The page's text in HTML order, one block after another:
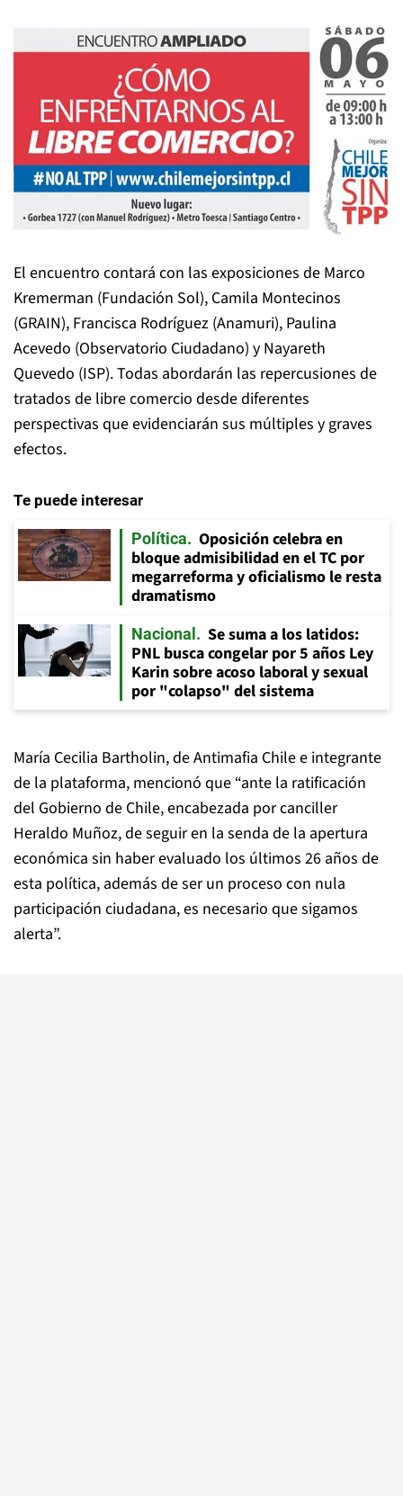
El encuentro contará con las exposiciones de Marco
Kremerman (Fundación Sol), Camila Montecinos
(GRAIN), Francisca Rodríguez (Anamuri), Paulina
Acevedo (Observatorio Ciudadano) y Nayareth
Quevedo (ISP). Todas abordarán las repercusiones de
tratados de libre comercio desde diferentes
perspectivas que evidenciarán sus múltiples y graves
efectos.
Te puede interesar
Política
Oposición celebra en
bloque admisibilidad en el TC por
megarreforma y oficialismo le resta
dramatismo
Nacional
Se suma a los latidos:
PNL busca congelar por 5 años Ley
Karin sobre acoso laboral y sexual
por "colapso" del sistema
María Cecilia Bartholin, de Antimafia Chile e integrante
de la plataforma, mencionó que “ante la ratificación
del Gobierno de Chile, encabezada por canciller
Heraldo Muñoz, de seguir en la senda de la apertura
económica sin haber evaluado los últimos 26 años de
esta política, además de ser un proceso con nula
participación ciudadana, es necesario que sigamos
alerta”.